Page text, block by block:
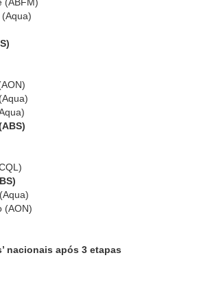
(AON)
nacionais após 3 etapas